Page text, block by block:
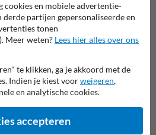
cookies en mobiele advertentie-
partijen gepersonaliseerde en
tonen
Meer weten? Lees hier alles over ons
te klikken, ga je akkoord met de
Indien je kiest voorweigeren,
en analytische cookies.
accepteren